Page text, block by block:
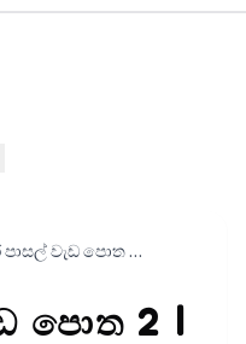
පෙර පාසල් වැඩ පොත 2 | Pera Pasal WedaPotha 2
පොත 2 |